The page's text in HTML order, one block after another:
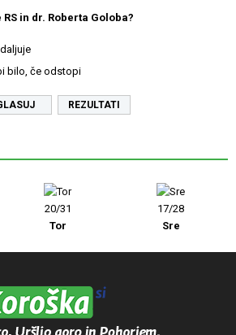
in dr. Roberta Goloba?
bilo, če odstopi
REZULTATI
20/31
Tor
17/28
Sre